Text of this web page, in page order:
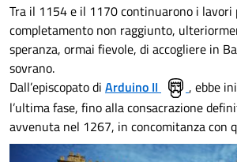
Tra il 1154 e il 1170 continuarono i lavori
completamento non raggiunto,
speranza, ormai fievole, di accogliere in
sovrano.
Dall’episcopato di Arduino II
, ebbe
l’ultima fase, fino alla consacrazione
avvenuta nel 1267, in concomitanza con